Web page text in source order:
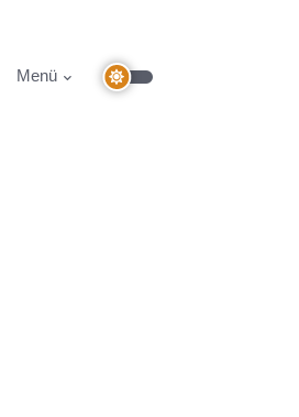
Menü